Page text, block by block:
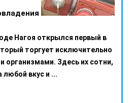
Нагоя открылся первый в
торгует исключительно
организмами. Здесь их сотни,
любой вкус и ...